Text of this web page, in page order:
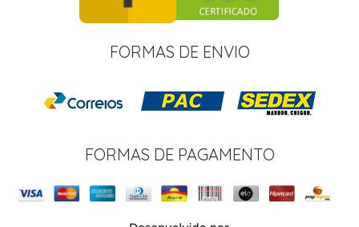
FORMAS DE ENVIO
FORMAS DE PAGAMENTO